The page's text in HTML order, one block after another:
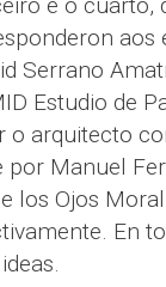
aos
Serrano
Estudio de
o arquitecto
por Manuel
los Ojos
En